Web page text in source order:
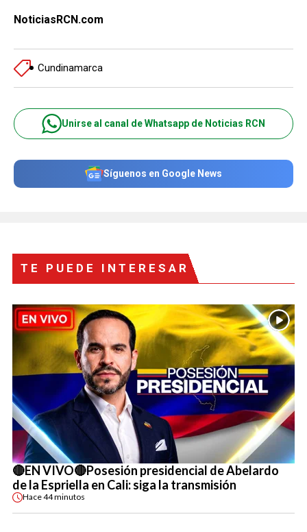
NoticiasRCN.com
Cundinamarca
Unirse al canal de Whatsapp de Noticias RCN
Síguenos en Google News
TE PUEDE INTERESAR
🔴EN VIVO🔴Posesión presidencial de Abelardo
de la Espriella en Cali: siga la transmisión
Hace44 minutos